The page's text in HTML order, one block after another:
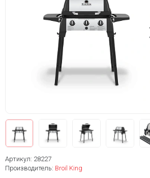
Артикул: 28227
Производитель: Broil King